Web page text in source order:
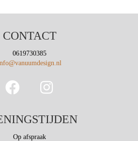
CONTACT
0619730385
Op afspraak